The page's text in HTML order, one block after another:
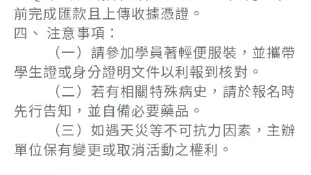
前完成匯款且上傳收據憑證。
四、 注意事項：
（一）請參加學員著輕便服裝，並攜帶
學生證或身分證明文件以利報到核對。
（二）若有相關特殊病史，請於報名時
先行告知，並自備必要藥品。
（三）如遇天災等不可抗力因素，主辦
單位保有變更或取消活動之權利。